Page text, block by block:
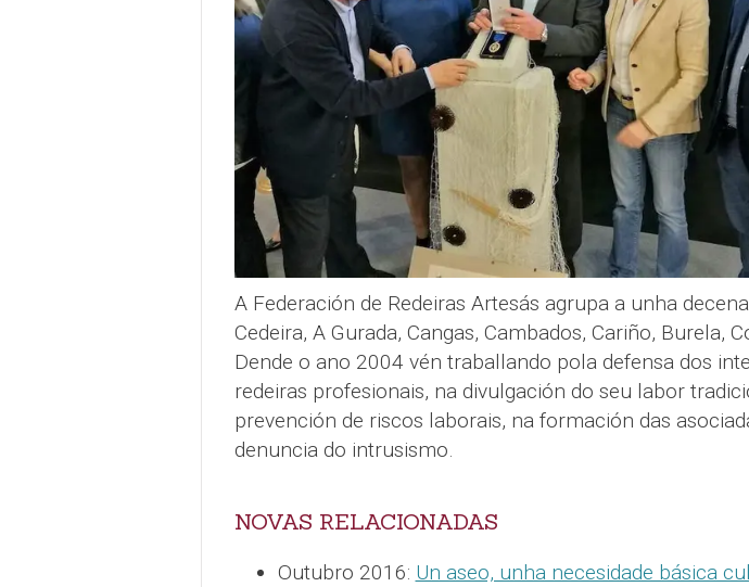
A Federación de Redeiras Artesás agrupa a unha
Cedeira, A Gurada, Cangas, Cambados, Cariño, Burela,
Dende o ano 2004 vén traballando pola defensa dos
redeiras profesionais, na divulgación do seu labor
prevención de riscos laborais, na formación das
denuncia do intrusismo.
NOVAS RELACIONADAS
Outubro 2016: Un aseo, unha necesidade básica